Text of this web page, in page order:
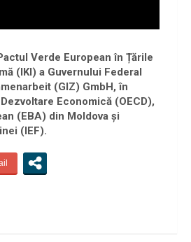
Verde European în Țările
(IKI) a Guvernului Federal
(GIZ) GmbH, în
Economică (OECD),
(EBA) din Moldova și
(IEF).